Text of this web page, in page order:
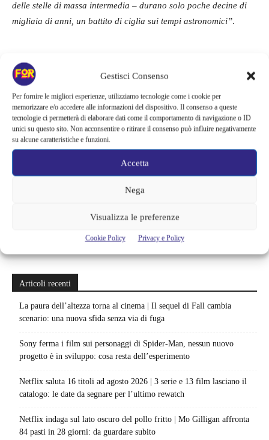
Gestisci Consenso
Per fornire le migliori esperienze, utilizziamo tecnologie come i cookie per
memorizzare e/o accedere alle informazioni del dispositivo. Il consenso a queste
tecnologie ci permetterà di elaborare dati come il comportamento di navigazione o ID
unici su questo sito. Non acconsentire o ritirare il consenso può influire negativamente
su alcune caratteristiche e funzioni.
Accetta
Nega
Visualizza le preferenze
Cookie Policy Privacy e Policy
delle stelle di massa intermedia – durano solo poche decine di
migliaia di anni, un battito di ciglia sui tempi astronomici”.
stelle
Articoli recenti
La paura dell’altezza torna al cinema | Il sequel di Fall cambia
scenario: una nuova sfida senza via di fuga
Sony ferma i film sui personaggi di Spider-Man, nessun nuovo
progetto è in sviluppo: cosa resta dell’esperimento
Netflix saluta 16 titoli ad agosto 2026 | 3 serie e 13 film lasciano il
catalogo: le date da segnare per l’ultimo rewatch
Netflix indaga sul lato oscuro del pollo fritto | Mo Gilligan affronta
84 pasti in 28 giorni: da guardare subito